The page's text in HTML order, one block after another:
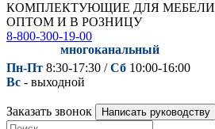
КОМПЛЕКТУЮЩИЕ ДЛЯ МЕБЕЛИ
ОПТОМ И В РОЗНИЦУ
8-800-300-19-00
многоканальный
Пн-Пт 8:30-17:30 /Сб 10:00-16:00
Вс - выходной
Заказать звонок Написать руководству